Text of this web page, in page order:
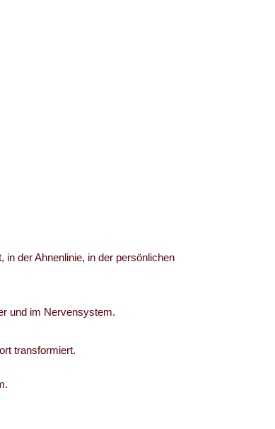
der Ahnenlinie, in der persönlichen
und im Nervensystem.
transformiert.